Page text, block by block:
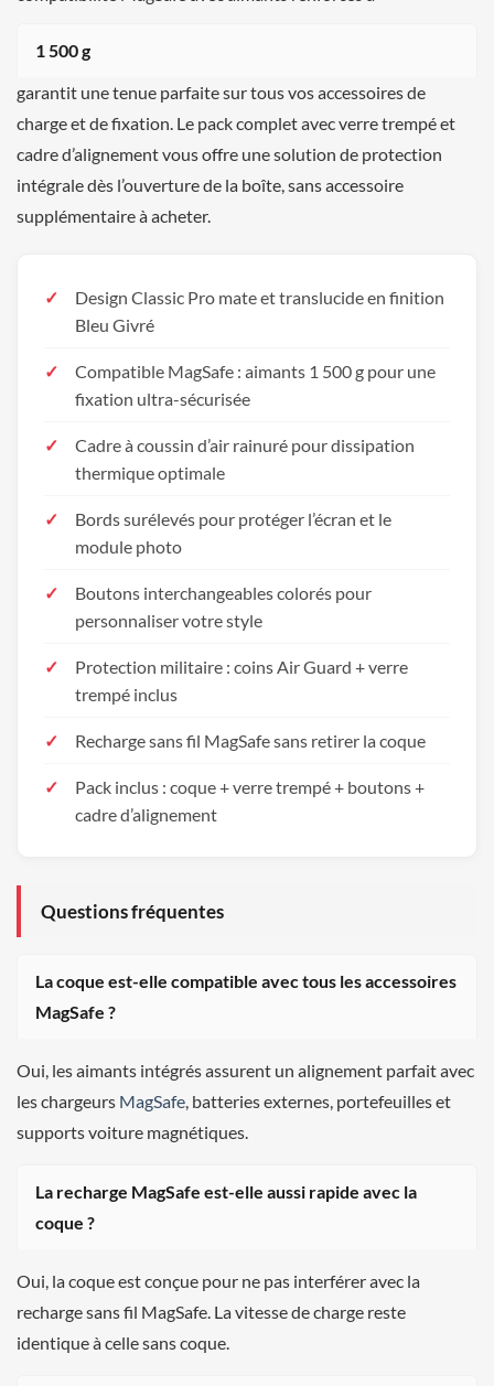
1 500 g
garantit une tenue parfaite sur tous vos accessoires de
charge et de fixation. Le pack complet avec verre trempé et
cadre d’alignement vous offre une solution de protection
intégrale dès l’ouverture de la boîte, sans accessoire
supplémentaire à acheter.
Design Classic Pro mate et translucide en finition
Bleu Givré
Compatible MagSafe : aimants 1 500 g pour une
fixation ultra-sécurisée
Cadre à coussin d’air rainuré pour dissipation
thermique optimale
Bords surélevés pour protéger l’écran et le
module photo
Boutons interchangeables colorés pour
personnaliser votre style
Protection militaire : coins Air Guard + verre
trempé inclus
Recharge sans fil MagSafe sans retirer la coque
Pack inclus : coque + verre trempé + boutons +
cadre d’alignement
Questions fréquentes
La coque est-elle compatible avec tous les accessoires
MagSafe ?
Oui, les aimants intégrés assurent un alignement parfait avec
les chargeurs MagSafe , batteries externes, portefeuilles et
supports voiture magnétiques.
La recharge MagSafe est-elle aussi rapide avec la
coque ?
Oui, la coque est conçue pour ne pas interférer avec la
recharge sans fil MagSafe. La vitesse de charge reste
identique à celle sans coque.